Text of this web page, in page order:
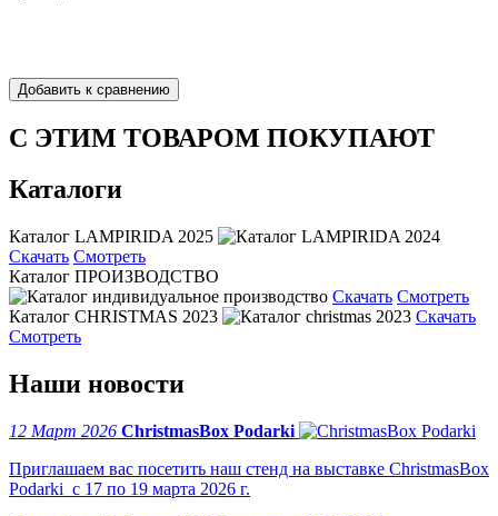
С ЭТИМ ТОВАРОМ ПОКУПАЮТ
Каталоги
Каталог LAMPIRIDA 2025
Скачать Смотреть
Каталог ПРОИЗВОДСТВО
Скачать Смотреть
Каталог CHRISTMAS 2023
Скачать
Смотреть
Наши новости
12 Март 2026 ChristmasBox Podarki
Приглашаем вас посетить наш стенд на выставке ChristmasBox
Podarki с 17 по 19 марта 2026 г.